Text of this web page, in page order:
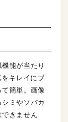
能が当たり
キレイにブ
簡単。画像
ミやソバカ
きません